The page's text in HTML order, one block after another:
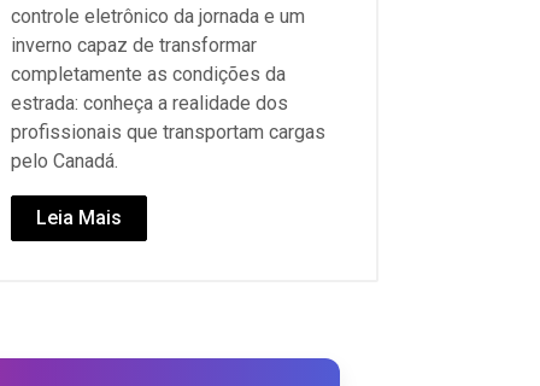
controle eletrônico da jornada e um
inverno capaz de transformar
completamente as condições da
estrada: conheça a realidade dos
profissionais que transportam cargas
pelo Canadá.
Leia Mais